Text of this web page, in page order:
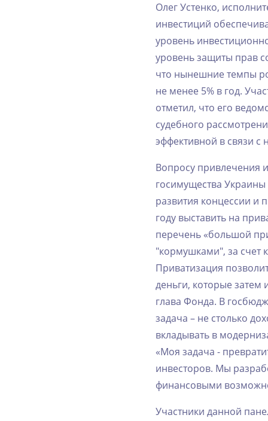
Олег‌ ‌Устенко,‌
‌инвестиций‌
‌уровень‌
‌уровень‌ ‌защиты‌ ‌прав‌
‌что‌ ‌нынешние‌ ‌темпы‌
‌не‌ ‌менее‌ ‌5%‌ ‌в‌ ‌год.‌
‌отметил,‌ ‌что‌ ‌его‌
‌судебного‌
‌эффективной‌ ‌в‌ ‌связи‌
Вопросу‌ ‌привлечения‌
‌госимущества‌
‌развития‌ ‌концессии‌ ‌и‌
‌году‌ ‌выставить‌ ‌на‌
‌перечень‌ ‌«большой‌
‌"кормушками",‌ ‌за‌ ‌счет‌
‌Приватизация‌
‌деньги,‌ ‌которые‌ ‌затем‌
‌глава‌ ‌Фонда.‌ ‌В‌
‌задача‌ ‌–‌ ‌не‌ ‌столько‌
‌вкладывать‌ ‌в‌
‌«Моя‌ ‌задача‌ ‌-‌
‌инвесторов.‌ ‌Мы‌
‌финансовыми‌
Участники‌ ‌данной‌